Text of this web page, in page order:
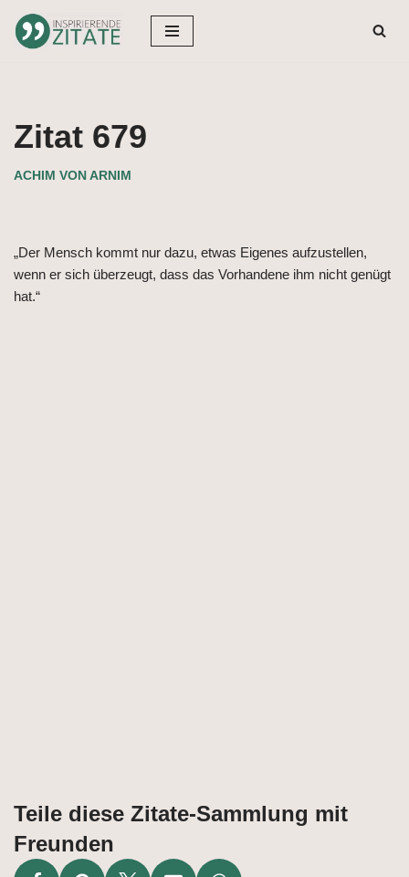
Zum
Zitat 679
ACHIM VON ARNIM
„Der Mensch kommt nur dazu, etwas Eigenes aufzustellen,
wenn er sich überzeugt, dass das Vorhandene ihm nicht genügt
hat.“
Teile diese Zitate-Sammlung mit
Freunden